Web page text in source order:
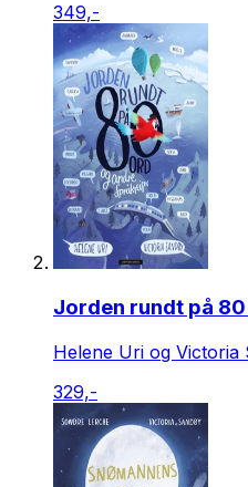
349,-
Jorden rundt på
Helene Uri og Victoria
329,-